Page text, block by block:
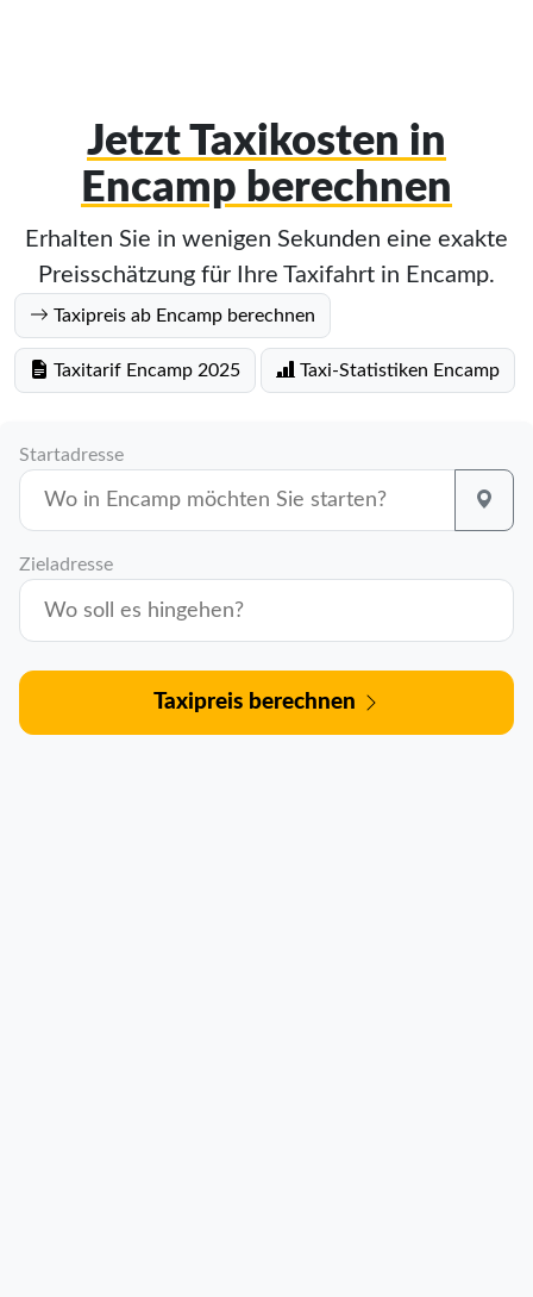
Jetzt Taxikosten in
Encamp berechnen
Erhalten Sie in wenigen Sekunden eine exakte
Preisschätzung für Ihre Taxifahrt in Encamp.
Taxipreis ab Encamp berechnen
Taxitarif Encamp 2025 Taxi-Statistiken Encamp
Startadresse
Zieladresse
Taxipreis berechnen